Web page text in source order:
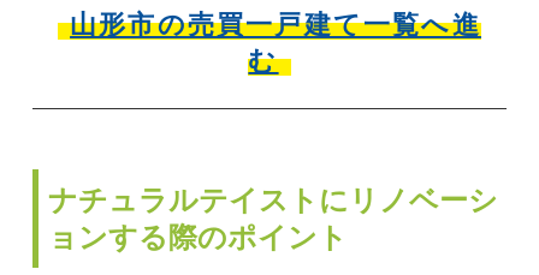
山形市の売買一戸建て一覧へ進
む
ナチュラルテイストにリノベーシ
ョンする際のポイント